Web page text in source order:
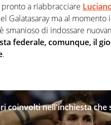
a riabbracciare
Galatasaray ma al momento
smanioso di indossare
federale, comunque, il
.
coinvolti nell'inchiesta che